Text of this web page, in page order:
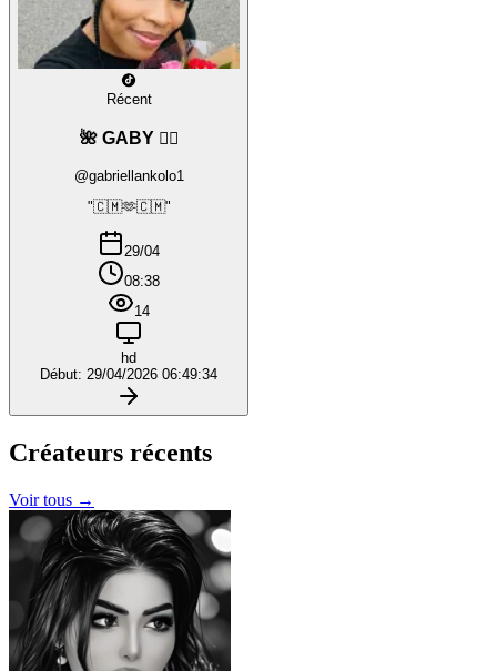
Récent
🌺 GABY ❤️‍🔥
@gabriellankolo1
"🇨🇲🫶🇨🇲"
29/04
08:38
14
hd
Début: 29/04/2026 06:49:34
Créateurs récents
Voir tous →